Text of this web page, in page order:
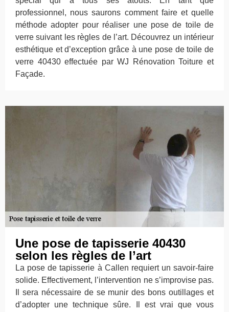
professionnel, nous saurons comment faire et quelle
méthode adopter pour réaliser une pose de toile de
verre suivant les règles de l’art. Découvrez un intérieur
esthétique et d’exception grâce à une pose de toile de
verre 40430 effectuée par WJ Rénovation Toiture et
Façade.
Une pose de tapisserie 40430
selon les règles de l’art
La pose de tapisserie à Callen requiert un savoir-faire
solide. Effectivement, l’intervention ne s’improvise pas.
Il sera nécessaire de se munir des bons outillages et
d’adopter une technique sûre. Il est vrai que vous